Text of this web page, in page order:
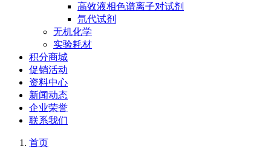
高效液相色谱离子对试剂
氘代试剂
无机化学
实验耗材
积分商城
促销活动
资料中心
新闻动态
企业荣誉
联系我们
首页